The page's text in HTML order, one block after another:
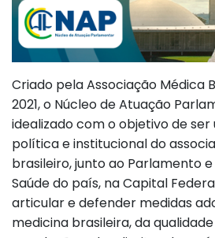
Criado pela Associação Médica
2021, o Núcleo de Atuação
idealizado com o objetivo de
política e institucional do
brasileiro, junto ao Parlamento
Saúde do país, na Capital
articular e defender medidas
medicina brasileira, da